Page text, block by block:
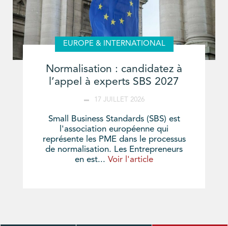
EUROPE & INTERNATIONAL
Normalisation : candidatez à
l’appel à experts SBS 2027
17 JUILLET 2026
Small Business Standards (SBS) est
l'association européenne qui
représente les PME dans le processus
de normalisation. Les Entrepreneurs
en est... Voir l'article